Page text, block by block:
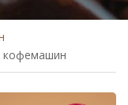
кофемашин